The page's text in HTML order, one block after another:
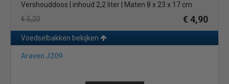
Vershouddoos | inhoud 2,2 liter | Maten 8 x 23 x 17 cm
€ 5,20
€ 4,90
Voedselbakken bekijken
Araven J209